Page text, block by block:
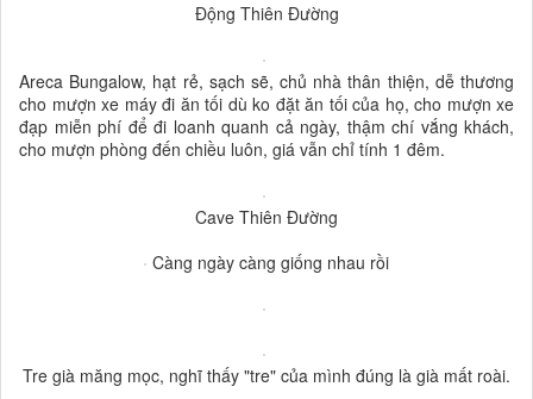
Động Thiên Đường
Areca Bungalow, hạt rẻ, sạch sẽ, chủ nhà thân thiện, dễ thương
cho mượn xe máy đi ăn tối dù ko đặt ăn tối của họ, cho mượn xe
đạp miễn phí để đi loanh quanh cả ngày, thậm chí vắng khách,
cho mượn phòng đến chiều luôn, giá vẫn chỉ tính 1 đêm.
Cave Thiên Đường
Càng ngày càng giống nhau rồi
Tre già măng mọc, nghĩ thấy "tre" của mình đúng là già mất roài.